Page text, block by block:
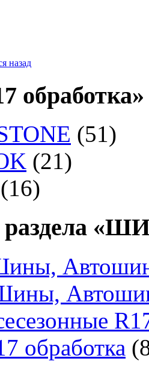
назад
(51)
(21)
(16)
раздела
обработка